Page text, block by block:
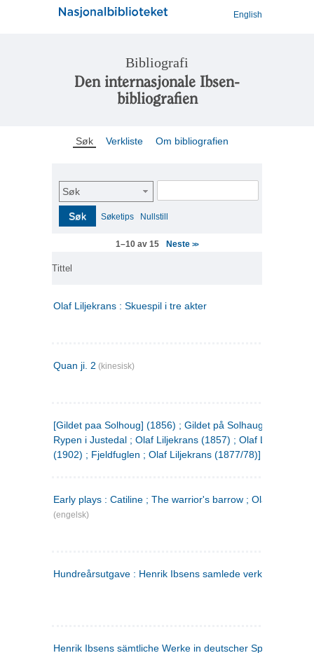
English
Bibliografi
Den internasjonale Ibsen-
bibliografien
Søk Verkliste Om bibliografien
Søk
Søk Søketips Nullstill
1–10 av 15 Neste>>
Tittel
Olaf Liljekrans : Skuespil i tre akter
Quan ji. 2 (kinesisk)
[Gildet paa Solhoug] (1856) ; Gildet på Solhaug (1883) ;
Rypen i Justedal ; Olaf Liljekrans (1857) ; Olaf Liljekrans
(1902) ; Fjeldfuglen ; Olaf Liljekrans (1877/78)]
Early plays : Catiline ; The warrior's barrow ; Olaf Liljekrans
(engelsk)
Hundreårsutgave : Henrik Ibsens samlede verker. 3
Henrik Ibsens sämtliche Werke in deutscher Sprache. 2